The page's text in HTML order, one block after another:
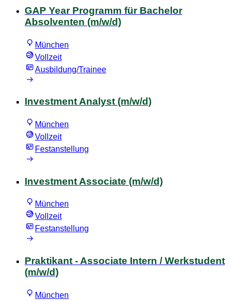
GAP Year Programm für Bachelor
Absolventen (m/w/d)
München
Vollzeit
Ausbildung/Trainee
Investment Analyst (m/w/d)
München
Vollzeit
Festanstellung
Investment Associate (m/w/d)
München
Vollzeit
Festanstellung
Praktikant - Associate Intern / Werkstudent
(m/w/d)
München